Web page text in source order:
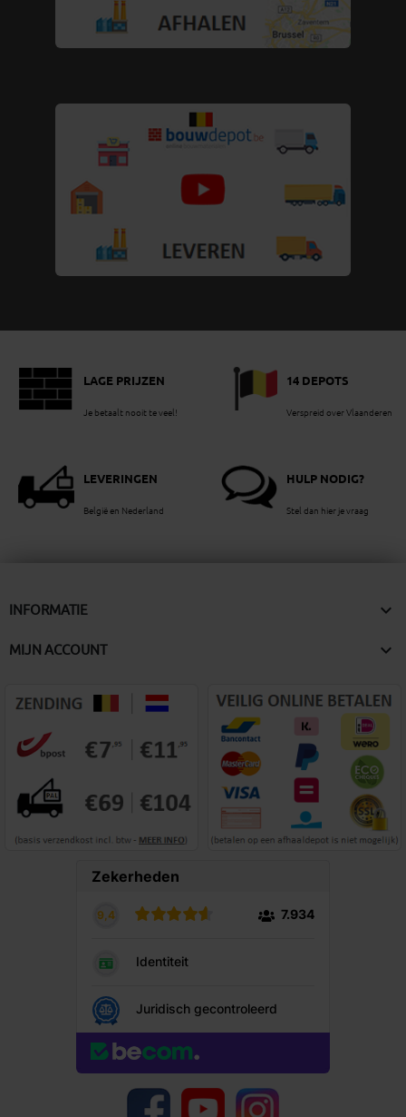
LAGE PRIJZEN
Je betaalt nooit te veel!
14 DEPOTS
Verspreid over Vlaanderen
LEVERINGEN
België en Nederland
HULP NODIG?
Stel dan hier je vraag
INFORMATIE 
MIJN ACCOUNT 